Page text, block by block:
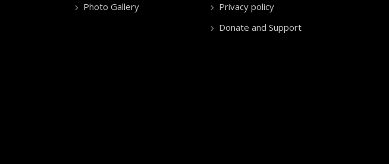
Photo Gallery
Privacy policy
Donate and Support